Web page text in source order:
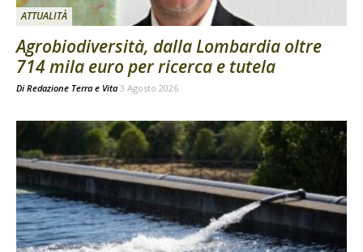
ATTUALITÀ
Agrobiodiversità, dalla Lombardia oltre
714 mila euro per ricerca e tutela
Di Redazione Terra e Vita 3 Agosto 2026